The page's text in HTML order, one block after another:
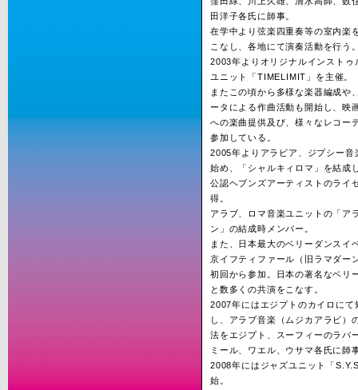
田洋子各氏に師事。
在学中より弦楽四重奏等の室内楽
こなし、各地にて演奏活動を行う
2003年よりオリジナルインストゥ
ユニット「TIMELIMIT」を主催。
またこの頃から多様な楽器編成や
ータによる作曲活動も開始し、映
への楽曲提供及び、様々なレコー
参加している。
2005年よりアラビア、ジプシー音
始め、「シャルキィロマ」を結成
公認ヘブンズアーティストのライ
得。
アラブ、ロマ音楽ユニットの「ア
ン」の結成時メンバー。
また、日本最大のベリーダンスイ
京イフティファール（旧ラマダー
初回から参加。日本の著名なベリ
と数多くの共演をこなす。
2007年にはエジプトのカイロにて
し、アラブ音楽（ムジカアラビ）
法をエジプト、スーフィーのラバ
ミール、ワエル、ウサマ各氏に師
2008年にはジャズユニット「
始。